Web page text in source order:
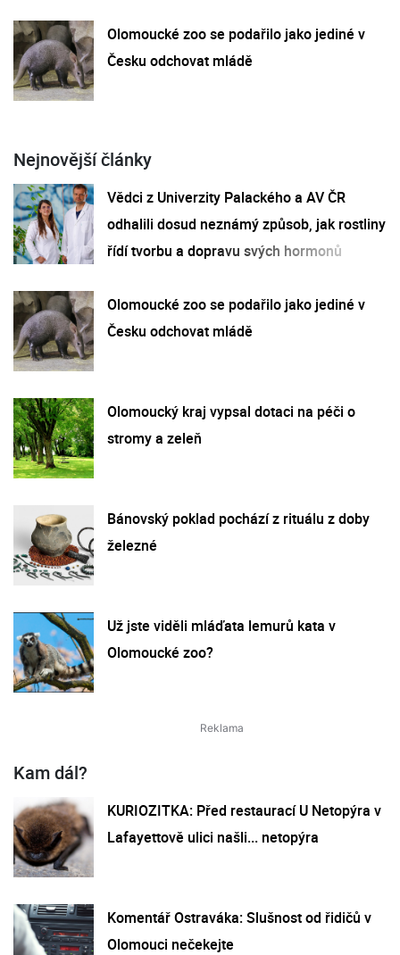
Olomoucké zoo se podařilo jako jediné v
Česku odchovat mládě
Nejnovější články
Vědci z Univerzity Palackého a AV ČR
odhalili dosud neznámý způsob, jak rostliny
řídí tvorbu a dopravu svých hormonů
Olomoucké zoo se podařilo jako jediné v
Česku odchovat mládě
Olomoucký kraj vypsal dotaci na péči o
stromy a zeleň
Bánovský poklad pochází z rituálu z doby
železné
Už jste viděli mláďata lemurů kata v
Olomoucké zoo?
Kam dál?
KURIOZITKA: Před restaurací U Netopýra v
Lafayettově ulici našli... netopýra
Komentář Ostraváka: Slušnost od řidičů v
Olomouci nečekejte